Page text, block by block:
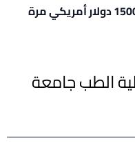
تسدد رسوم القيد الجامعي بقيمة 1500 دولار أمريكي مرة
الطب جامعة